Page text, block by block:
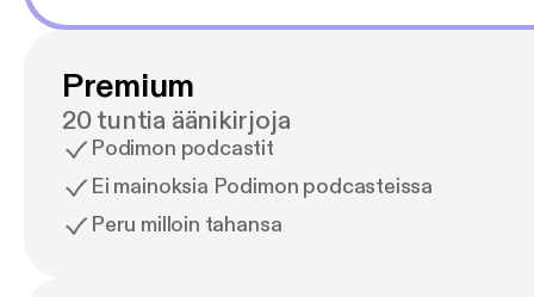
Premium
20 tuntia äänikirjoja
Podimon podcastit
Ei mainoksia Podimon podcasteissa
Peru milloin tahansa